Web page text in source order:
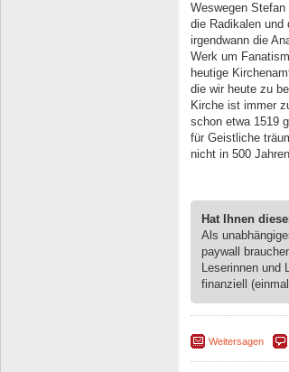
Weswegen
die Radikalen und
irgendwann die
Werk um
heutige
die wir heute zu
Kirche ist immer
schon etwa 1519
für Geistliche
nicht in 500
Hat Ihnen
Als
paywall
Leserinnen und
finanziell
Weitersagen